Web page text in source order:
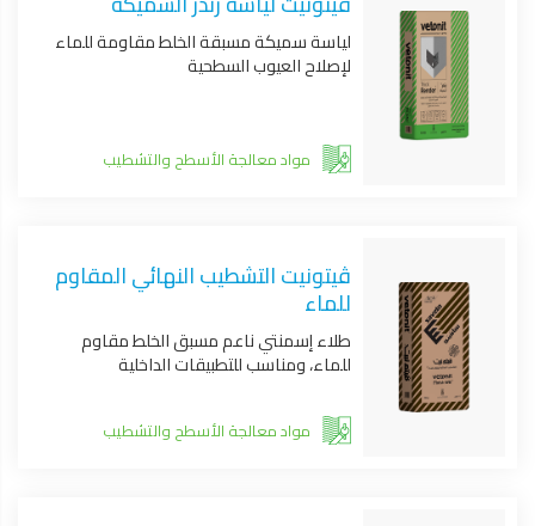
لياسة سميكة مسبقة الخلط مقاومة للماء
لإصلاح العيوب السطحية
مواد معالجة الأسطح والتشطيب
ڤيتونيت التشطيب النهائي المقاوم
للماء
طلاء إسمنتي ناعم مسبق الخلط مقاوم
للماء، ومناسب للتطبيقات الداخلية
مواد معالجة الأسطح والتشطيب